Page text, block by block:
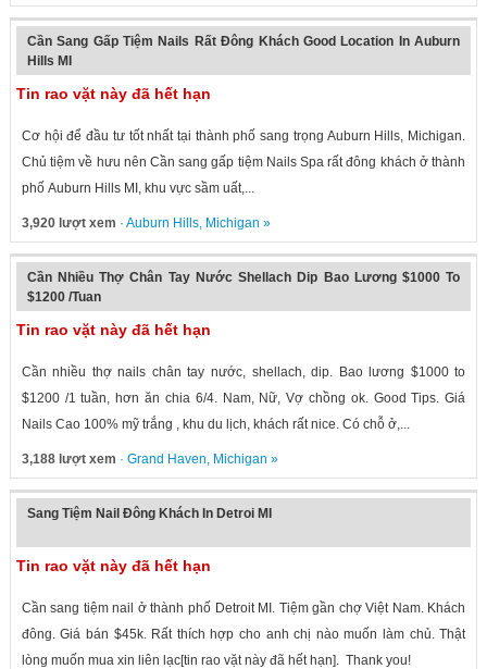
Cần Sang Gấp Tiệm Nails Rất Đông Khách Good Location In Auburn
Hills MI
Tin rao vặt này đã hết hạn
Cơ hội để đầu tư tốt nhất tại thành phố sang trọng Auburn Hills, Michigan.
Chủ tiệm về hưu nên Cần sang gấp tiệm Nails Spa rất đông khách ở thành
phố Auburn Hills MI, khu vực sầm uất,...
3,920 lượt xem · Auburn Hills, Michigan »
Cần Nhiều Thợ Chân Tay Nước Shellach Dip Bao Lương $1000 To
$1200 /Tuan
Tin rao vặt này đã hết hạn
Cần nhiều thợ nails chân tay nước, shellach, dip. Bao lương $1000 to
$1200 /1 tuần, hơn ăn chia 6/4. Nam, Nữ, Vợ chồng ok. Good Tips. Giá
Nails Cao 100% mỹ trắng , khu du lịch, khách rất nice. Có chỗ ở,...
3,188 lượt xem · Grand Haven, Michigan »
Sang Tiệm Nail Đông Khách In Detroi MI
Tin rao vặt này đã hết hạn
Cần sang tiệm nail ở thành phố Detroit MI. Tiệm gần chợ Việt Nam. Khách
đông. Giá bán $45k. Rất thích hợp cho anh chị nào muốn làm chủ. Thật
lòng muốn mua xin liên lạc[tin rao vặt này đã hết hạn]. Thank you!